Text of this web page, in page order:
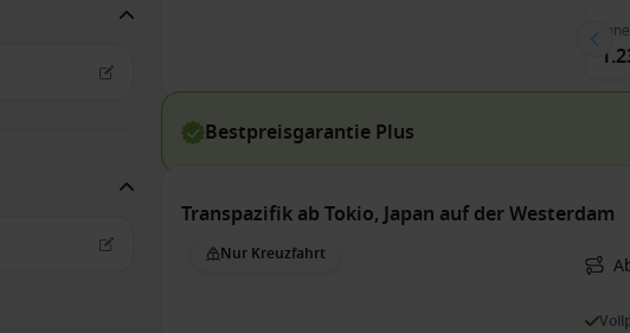
Bestpreisgarantie Plus
Transpazifik ab Tokio, Japan auf der Westerdam
Nur Kreuzfahrt